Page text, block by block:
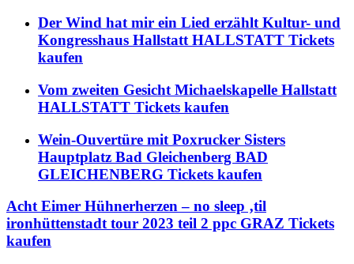
Der Wind hat mir ein Lied erzählt Kultur- und
Kongresshaus Hallstatt HALLSTATT Tickets
kaufen
Vom zweiten Gesicht Michaelskapelle Hallstatt
HALLSTATT Tickets kaufen
Wein-Ouvertüre mit Poxrucker Sisters
Hauptplatz Bad Gleichenberg BAD
GLEICHENBERG Tickets kaufen
Acht Eimer Hühnerherzen – no sleep ‚til
ironhüttenstadt tour 2023 teil 2 ppc GRAZ Tickets
kaufen